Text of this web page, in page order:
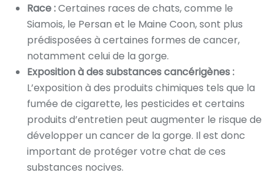
Race :Certaines races de chats, comme le
Siamois, le Persan et le Maine Coon, sont plus
prédisposées à certaines formes de cancer,
notamment celui de la gorge.
Exposition à des substances cancérigènes :
L’exposition à des produits chimiques tels que la
fumée de cigarette, les pesticides et certains
produits d’entretien peut augmenter le risque de
développer un cancer de la gorge. Il est donc
important de protéger votre chat de ces
substances nocives.